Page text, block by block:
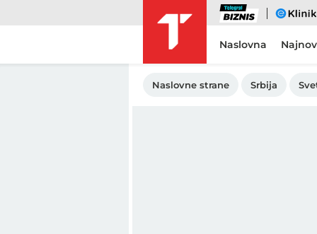
Biznis eKlinika
Naslovna
Naslovne strane Srbija